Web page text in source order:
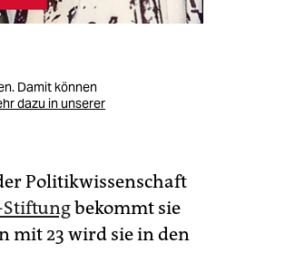
Damit können
dazu in unserer
Politikwissenschaft
Stiftungbekommt sie
mit 23 wird sie in den